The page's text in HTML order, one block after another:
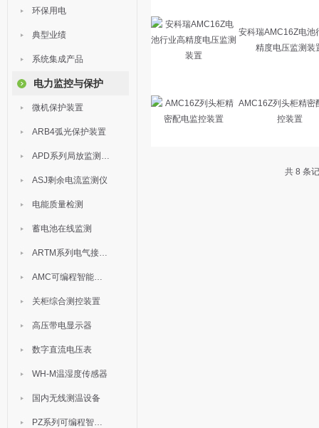
环保用电
典型业绩
系统集成产品
电力监控与保护
微机保护装置
ARB4弧光保护装置
APD系列局放监测装置
ASJ剩余电流监测仪
电能质量检测
蓄电池在线监测
ARTM系列电气接点测温装置
AMC可编程智能电测表
关柜综合测控装置
高压带电显示器
数字直流电压表
WH-M温湿度传感器
国内无线测温设备
PZ系列可编程智能表
安科瑞AMC16Z电池
精度电压监测装
AMC16Z列头柜精密
控装置
共 8 条